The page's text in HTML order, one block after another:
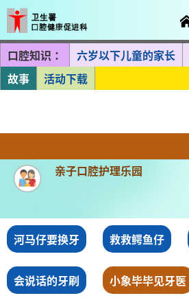
口腔知识： 六岁以下儿童的家长
故事
活动下载
亲子口腔护理乐园
河马仔要换牙 救救鳄鱼仔
会说话的牙刷 小象毕毕见牙医